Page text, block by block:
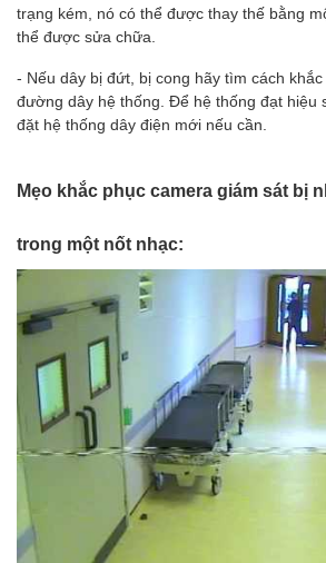
trạng kém, nó có thể được thay thế bằng
thể được sửa chữa.
- Nếu dây bị đứt, bị cong hãy tìm cách khắc
đường dây hệ thống. Để hệ thống đạt hiệu
đặt hệ thống dây điện mới nếu cần.
Mẹo khắc phục camera giám sát bị
trong một nốt nhạc: